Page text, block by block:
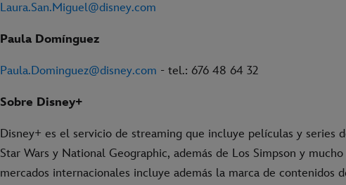
Laura.San.Miguel@disney.com
Paula Domínguez
Paula.Dominguez@disney.com - tel.: 676 48 64 32
Sobre Disney+
Disney+ es el servicio de streaming que incluye películas y series
Star Wars y National Geographic, además de Los Simpson y mucho
mercados internacionales incluye además la marca de contenidos